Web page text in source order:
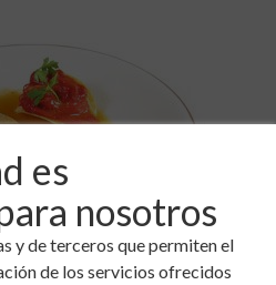
es
nosotros
y de terceros que permiten el
de los servicios ofrecidos